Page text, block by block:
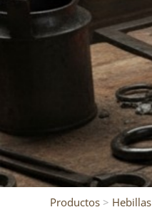
Productos > Hebillas